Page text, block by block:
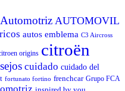
Automotriz AUTOMOVIL
autos emblema C3 Aircross
origins citroën
cuidado cuidado del
fortunato fortino frenchcar Grupo FCA